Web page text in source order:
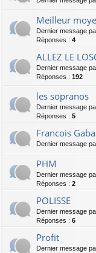
Meilleur
Dernier message
Réponses : 4
ALLEZ LE
Dernier message
Réponses : 192
les sopranos
Dernier message
Réponses : 5
Francois
Dernier message
PHM
Dernier message
Réponses : 2
POLISSE
Dernier message
Réponses : 6
Profit
Dernier message